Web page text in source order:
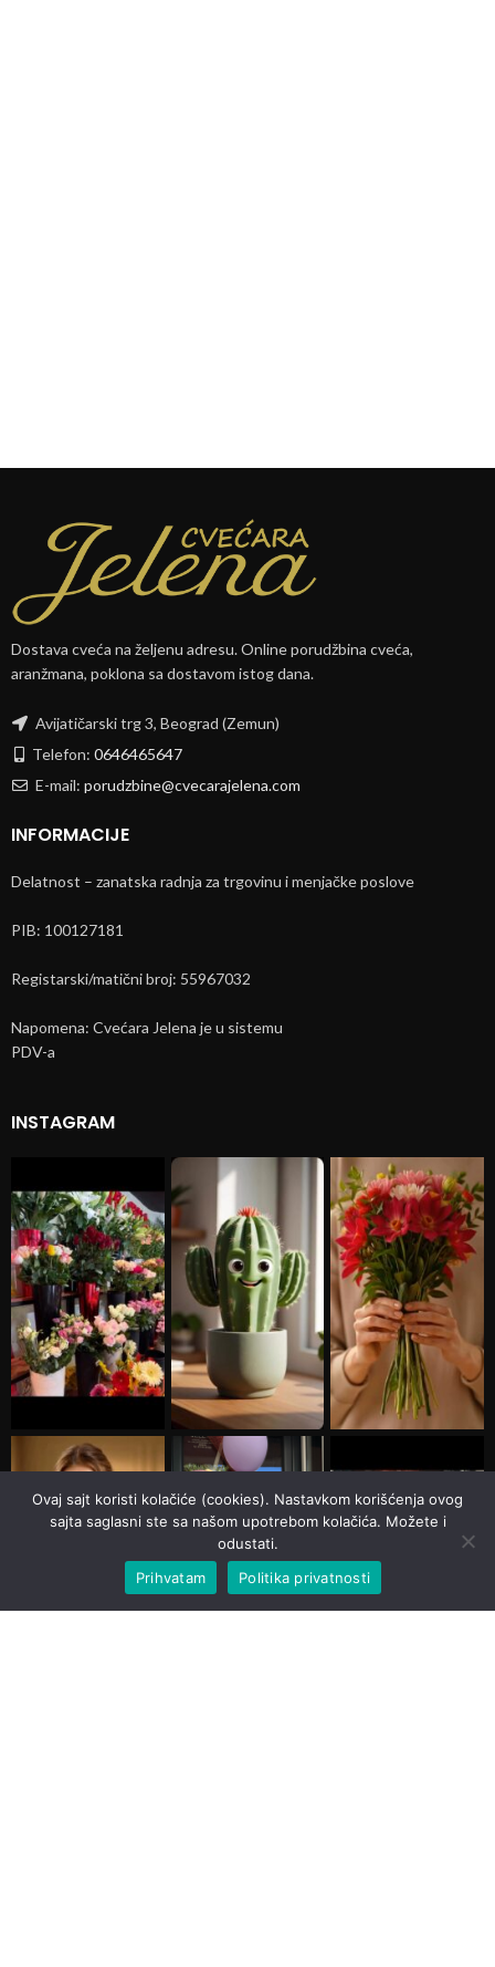
Dostava cveća na željenu adresu. Online porudžbina cveća,
aranžmana, poklona sa dostavom istog dana.
Avijatičarski trg 3, Beograd (Zemun)
Telefon: 0646465647
E-mail: porudzbine@cvecarajelena.com
INFORMACIJE
Delatnost – zanatska radnja za trgovinu i menjačke poslove
PIB: 100127181
Registarski/matični broj: 55967032
Napomena: Cvećara Jelena je u sistemu
PDV-a
INSTAGRAM
Ovaj sajt koristi kolačiće (cookies). Nastavkom korišćenja ovog
sajta saglasni ste sa našom upotrebom kolačića. Možete i
odustati.
Prihvatam
Politika privatnosti